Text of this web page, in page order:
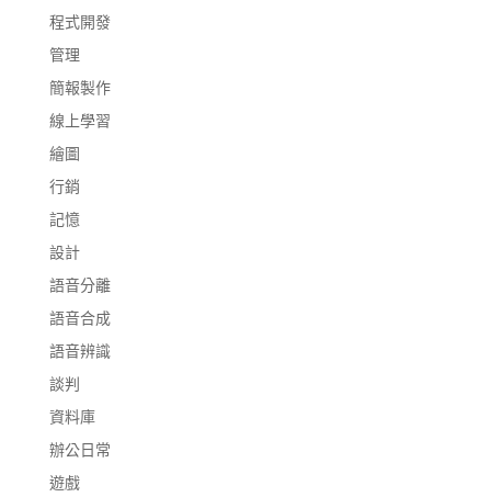
程式開發
管理
簡報製作
線上學習
繪圖
行銷
記憶
設計
語音分離
語音合成
語音辨識
談判
資料庫
辦公日常
遊戲